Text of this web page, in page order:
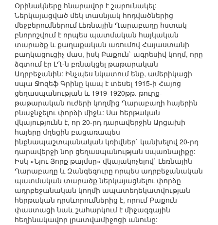
Օրինակները հնարավոր է շարունակել:
Ներկայացված մեկ տասնյակ հոդվածներից
մեջբերումներում Լեռնային Ղարաբաղը հստակ
բնորոշվում է որպես պատմական հայկական
տարածք և քաղաքական առումով Հայաստանի
բաղկացուցիչ մաս, իսկ Բաքուն` ագրեսիվ կողմ, որը
ձգտում էր ԼՂ-ն բռնակցել թաթարական
Ադրբեջանին: Ինչպես նկատում ենք, ամերիկացի
սպա Ջոզեֆ Գրինը կապ է տեսել 1915-ի Հայոց
ցեղասպանության և 1919-1920թթ. թուրք-
թաթարական ուժերի կողմից Ղարաբաղի հայերին
բնաջնջելու փորձի միջև: Սա հերթական
վկայությունն է, որ 20-րդ դարավերջին Արցախի
հայերը մղեցին բացառապես
ինքնապաշտպանական կռիվներ` կանխելով 20-րդ
դարավերջի նոր ցեղասպանության սպառնալիքը:
Իսկ «Նյու Յորք թայմսը» վկայակոչելով` Լեռնային
Ղարաբաղը և Զանգեզուրը որպես ադրբեջանական
պատմական տարածք ներկայացնելու փորձը
ադրբեջանական կողմի ապատեղեկատվության
հերթական դրսևորումներից է, որում Բաքուն
փաստացի նաև շահարկում է միջազգային
հեղինակավոր լրատվամիջոցի անունը: